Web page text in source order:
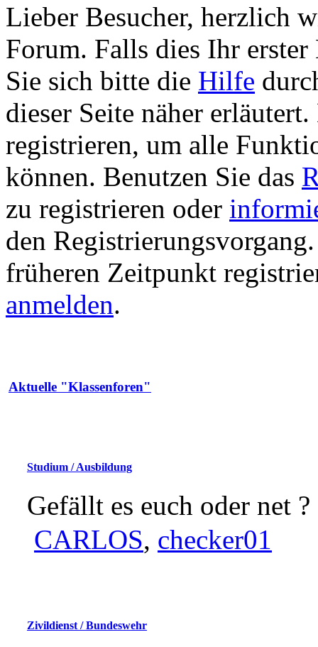
Lieber Besucher, herzlich
Forum. Falls dies Ihr erster
Sie sich bitte die Hilfe
dieser Seite näher
registrieren, um alle
können. Benutzen Sie das
zu registrieren oder
den
früheren Zeitpunkt
anmelden.
Aktuelle "Klassenforen"
Studium / Ausbildung
Gefällt es euch oder net ?
CARLOS, checker01
Zivildienst / Bundeswehr